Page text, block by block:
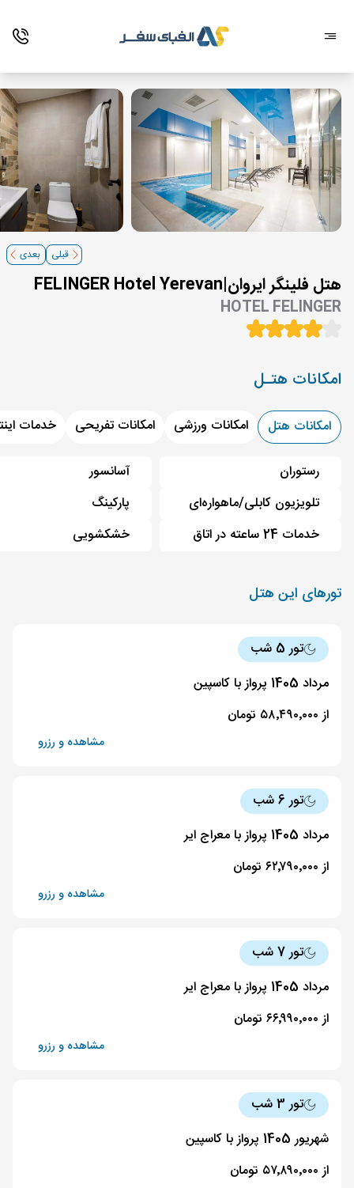
قبلی بعدی
هتل فلینگر ایروان|FELINGER Hotel Yerevan
HOTEL FELINGER
امکانات هتـل
امکانات هتل امکانات ورزشی امکانات تفریحی خدمات
رستوران
تلویزیون کابلی/ماهواره‌ای
خدمات 24 ساعته در اتاق
آسانسور
پارکینگ
خشکشویی
تورهای این هتل
تور 5 شب
مرداد 1405 پرواز با کاسپین
از ۵۸٬۴۹۰٬۰۰۰ تومان
مشاهده و رزرو
تور 6 شب
مرداد 1405 پرواز با معراج ایر
از ۶۲٬۷۹۰٬۰۰۰ تومان
مشاهده و رزرو
تور 7 شب
مرداد 1405 پرواز با معراج ایر
از ۶۶٬۹۹۰٬۰۰۰ تومان
مشاهده و رزرو
تور 3 شب
شهریور 1405 پرواز با کاسپین
از ۵۷٬۸۹۰٬۰۰۰ تومان